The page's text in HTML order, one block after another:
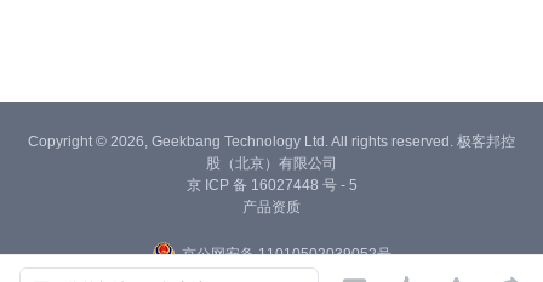
Copyright © 2026, Geekbang Technology Ltd. All rights reserved. 极客邦控
股（北京）有限公司
京 ICP 备 16027448 号 - 5
产品资质
京公网安备 11010502039052号